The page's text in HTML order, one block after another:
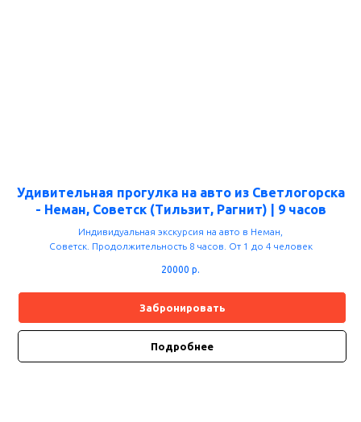
Удивительная прогулка на авто из Светлогорска
- Неман, Советск (Тильзит, Рагнит) | 9 часов
Индивидуальная экскурсия на авто в Неман,
Советск. Продолжительность 8 часов. От 1 до 4 человек
20000 р.
Забронировать
Подробнее